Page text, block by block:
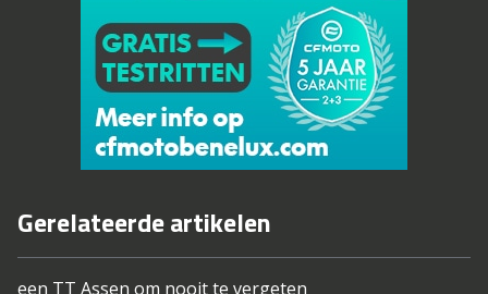
Gerelateerde artikelen
een TT Assen om nooit te vergeten